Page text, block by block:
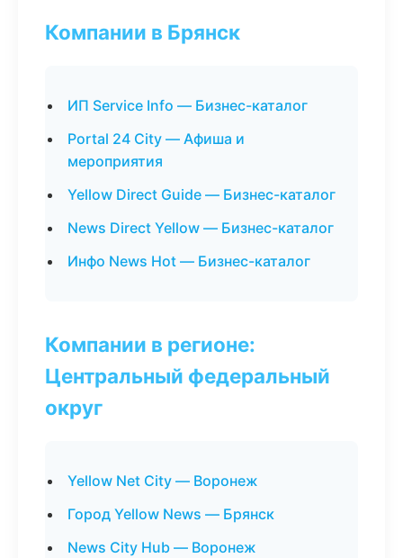
Компании в Брянск
ИП Service Info — Бизнес-каталог
Portal 24 City — Афиша и
мероприятия
Yellow Direct Guide — Бизнес-каталог
News Direct Yellow — Бизнес-каталог
Инфо News Hot — Бизнес-каталог
Компании в регионе:
Центральный федеральный
округ
Yellow Net City — Воронеж
Город Yellow News — Брянск
News City Hub — Воронеж